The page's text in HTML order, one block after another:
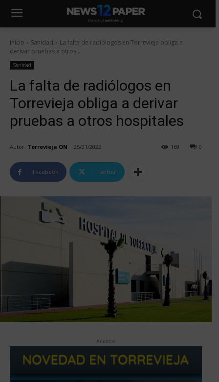
Inicio Sanidad
La falta de radiólogos en Torrevieja obliga a
derivar pruebas a otros...
Sanidad
La falta de radiólogos en
Torrevieja obliga a derivar
pruebas a otros hospitales
Autor: Torrevieja ON 25/01/2022 0
169
Facebook Twitter
Anuncio